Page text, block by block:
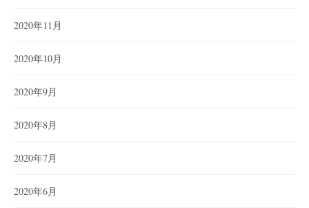
2020年11月
2020年10月
2020年9月
2020年8月
2020年7月
2020年6月